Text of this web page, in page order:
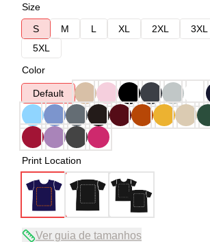
Size
S
M L XL 2XL 3XL
5XL
Color
Default
Print Location
Ver guia de tamanhos